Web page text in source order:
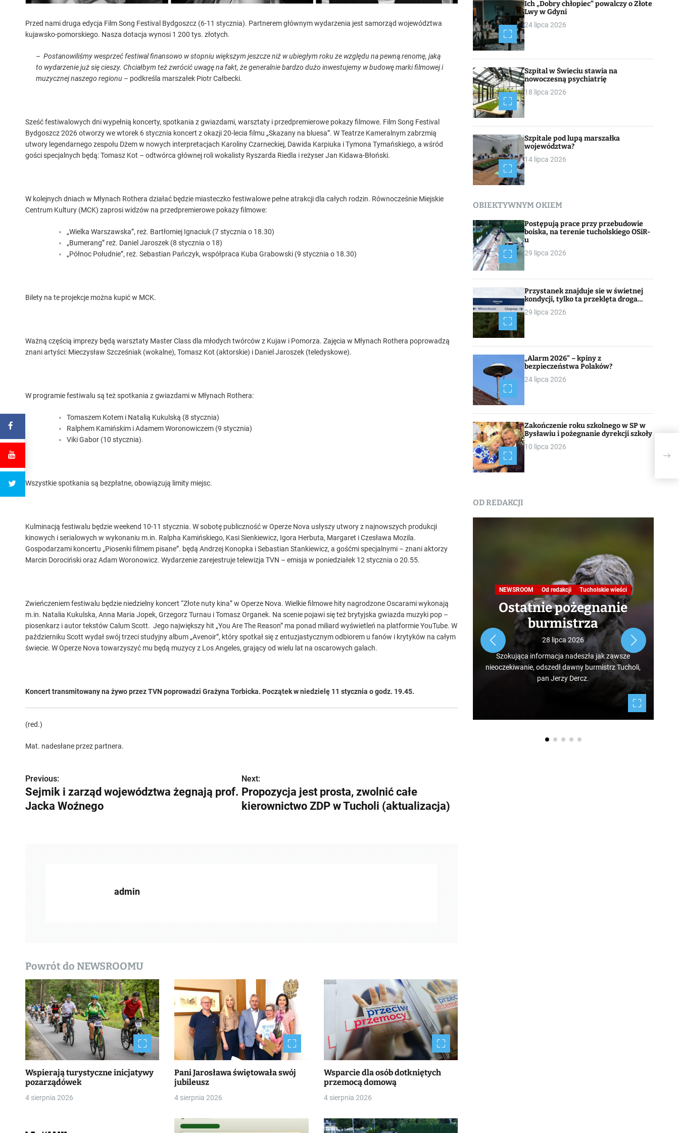
Przed nami druga edycja Film Song Festival Bydgoszcz (6-11 stycznia). Partnerem głównym wydarzenia jest samorząd województwa
kujawsko-pomorskiego. Nasza dotacja wynosi 1 200 tys. złotych.
– Postanowiliśmy wesprzeć festiwal finansowo w stopniu większym jeszcze niż w ubiegłym roku ze względu na pewną renomę, jaką
to wydarzenie już się cieszy. Chciałbym też zwrócić uwagę na fakt, że generalnie bardzo dużo inwestujemy w budowę marki filmowej i
muzycznej naszego regionu – podkreśla marszałek Piotr Całbecki.
Sześć festiwalowych dni wypełnią koncerty, spotkania z gwiazdami, warsztaty i przedpremierowe pokazy filmowe. Film Song Festival
Bydgoszcz 2026 otworzy we wtorek 6 stycznia koncert z okazji 20-lecia filmu „Skazany na bluesa”. W Teatrze Kameralnym zabrzmią
utwory legendarnego zespołu Dżem w nowych interpretacjach Karoliny Czarneckiej, Dawida Karpiuka i Tymona Tymańskiego, a wśród
gości specjalnych będą: Tomasz Kot – odtwórca głównej roli wokalisty Ryszarda Riedla i reżyser Jan Kidawa-Błoński.
W kolejnych dniach w Młynach Rothera działać będzie miasteczko festiwalowe pełne atrakcji dla całych rodzin. Równocześnie Miejskie
Centrum Kultury (MCK) zaprosi widzów na przedpremierowe pokazy filmowe:
„Wielka Warszawska”, reż. Bartłomiej Ignaciuk (7 stycznia o 18.30)
„Bumerang” reż. Daniel Jaroszek (8 stycznia o 18)
„Północ Południe”, reż. Sebastian Pańczyk, współpraca Kuba Grabowski (9 stycznia o 18.30)
Bilety na te projekcje można kupić w MCK.
Ważną częścią imprezy będą warsztaty Master Class dla młodych twórców z Kujaw i Pomorza. Zajęcia w Młynach Rothera poprowadzą
znani artyści: Mieczysław Szcześniak (wokalne), Tomasz Kot (aktorskie) i Daniel Jaroszek (teledyskowe).
W programie festiwalu są też spotkania z gwiazdami w Młynach Rothera:
Tomaszem Kotem i Natalią Kukulską (8 stycznia)
Ralphem Kamińskim i Adamem Woronowiczem (9 stycznia)
Viki Gabor (10 stycznia).
Wszystkie spotkania są bezpłatne, obowiązują limity miejsc.
Kulminacją festiwalu będzie weekend 10-11 stycznia. W sobotę publiczność w Operze Nova usłyszy utwory z najnowszych produkcji
kinowych i serialowych w wykonaniu m.in. Ralpha Kamińskiego, Kasi Sienkiewicz, Igora Herbuta, Margaret i Czesława Mozila.
Gospodarzami koncertu „Piosenki filmem pisane”. będą Andrzej Konopka i Sebastian Stankiewicz, a gośćmi specjalnymi – znani aktorzy
Marcin Dorociński oraz Adam Woronowicz. Wydarzenie zarejestruje telewizja TVN – emisja w poniedziałek 12 stycznia o 20.55.
Zwieńczeniem festiwalu będzie niedzielny koncert “Złote nuty kina” w Operze Nova. Wielkie filmowe hity nagrodzone Oscarami wykonają
m.in. Natalia Kukulska, Anna Maria Jopek, Grzegorz Turnau i Tomasz Organek. Na scenie pojawi się też brytyjska gwiazda muzyki pop –
piosenkarz i autor tekstów Calum Scott. Jego największy hit „You Are The Reason” ma ponad miliard wyświetleń na platformie YouTube. W
październiku Scott wydał swój trzeci studyjny album „Avenoir”, który spotkał się z entuzjastycznym odbiorem u fanów i krytyków na całym
świecie. W Operze Nova towarzyszyć mu będą muzycy z Los Angeles, grający od wielu lat na oscarowych galach.
Koncert transmitowany na żywo przez TVN poprowadzi Grażyna Torbicka. Początek w niedzielę 11 stycznia o godz. 19.45.
(red.)
Mat. nadesłane przez partnera.
Z
o
y
Previous:
Sejmik i zarząd województwa żegnają prof.
Jacka Woźnego
Next:
Propozycja jest prosta, zwolnić całe
kierownictwo ZDP w Tucholi (aktualizacja)
admin
Powrót do NEWSROOMU
Wspierają turystyczne inicjatywy
pozarządówek
4 sierpnia 2026
Pani Jarosława świętowała swój
jubileusz
4 sierpnia 2026
Wsparcie dla osób dotkniętych
przemocą domową
4 sierpnia 2026
Ich „Dobry chłopiec” powalczy o Złote
Lwy w Gdyni
24 lipca 2026
Szpital w Świeciu stawia na
nowoczesną psychiatrię
18 lipca 2026
Szpitale pod lupą marszałka
województwa?
14 lipca 2026
OBIEKTYWNYM OKIEM
Postępują prace przy przebudowie
boiska, na terenie tucholskiego OSiR-
u
29 lipca 2026
Przystanek znajduje sie w świetnej
kondycji, tylko ta przeklęta droga…
29 lipca 2026
„Alarm 2026” – kpiny z
bezpieczeństwa Polaków?
24 lipca 2026
Zakończenie roku szkolnego w SP w
Bysławiu i pożegnanie dyrekcji szkoły
10 lipca 2026
OD REDAKCJI
NEWSROOM Od redakcji Tucholskie wieści
Ostatnie pożegnanie
burmistrza
28 lipca 2026
Szokująca informacja nadeszła jak zawsze
nieoczekiwanie, odszedł dawny burmistrz Tucholi,
pan Jerzy Dercz.